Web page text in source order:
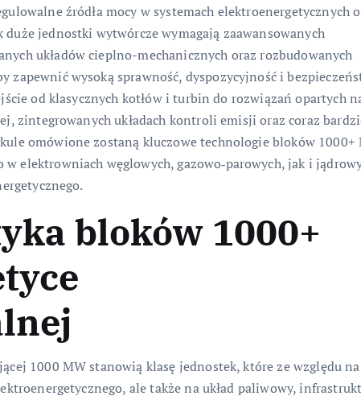
źródła mocy w systemach elektroenergetycznych o
jednostki wytwórcze wymagają zaawansowanych
układów cieplno-mechanicznych oraz rozbudowanych
zapewnić wysoką sprawność, dyspozycyjność i
od klasycznych kotłów i turbin do rozwiązań opartych
zintegrowanych układach kontroli emisji oraz coraz
omówione zostaną kluczowe technologie bloków 1000+
elektrowniach węglowych, gazowo‑parowych, jak i
bloków 1000+
1000 MW stanowią klasę jednostek, które ze względu
ale także na układ paliwowy,